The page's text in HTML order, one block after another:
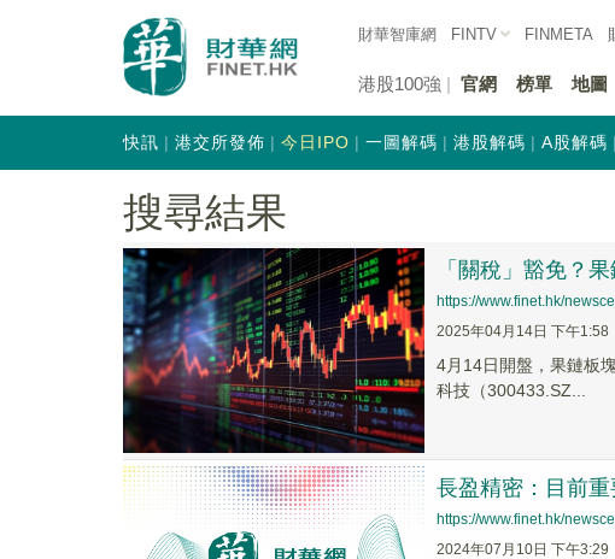
財華智庫網 FINTV FINMETA
港股100強 官網 榜單 地圖
快訊 港交所發佈 今日IPO 一圖解碼 港股解碼 A股解碼
搜尋結果
「關稅」豁免？
https://www.finet.hk/
2025年04月14日 下午1:58
4月14日開盤，果鏈板
科技（300433.SZ...
長盈精密：目前
https://www.finet.hk/
2024年07月10日 下午3:29